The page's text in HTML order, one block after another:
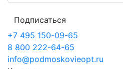
Подписаться
+7 495 150-09-65
8 800 222-64-65
info@podmoskovieopt.ru